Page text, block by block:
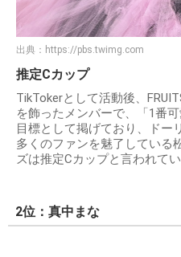
出典： https://pbs.twimg.com
推定Cカップ
TikTokerとして活動後、
を飾ったメンバーで、「1番
目標として掲げており、ドー
多くのファンを魅了している
ズは推定Cカップと言われてい
2位：真中まな